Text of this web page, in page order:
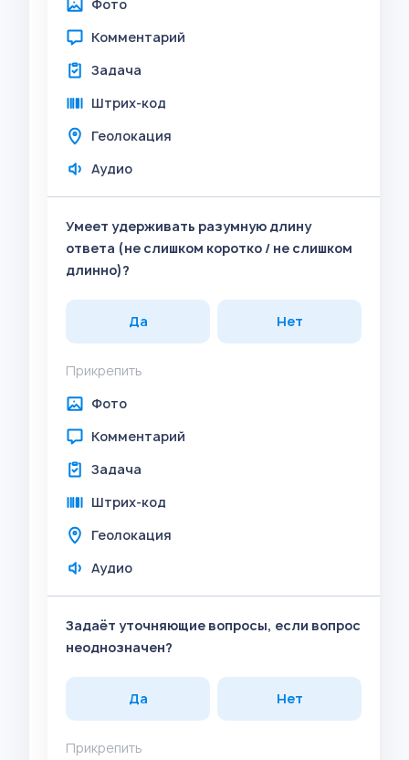
Фото
Комментарий
Задача
Штрих-код
Геолокация
Аудио
Умеет удерживать разумную длину
ответа (не слишком коротко / не слишком
длинно)?
Да Нет
Прикрепить
Фото
Комментарий
Задача
Штрих-код
Геолокация
Аудио
Задаёт уточняющие вопросы, если вопрос
неоднозначен?
Да Нет
Прикрепить